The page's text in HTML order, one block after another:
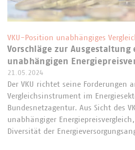
VKU-Position unabhängiges
Vorschläge zur Ausgestaltung
unabhängigen
21.05.2024
Der VKU richtet seine Forderungen
Vergleichsinstrument im
Bundesnetzagentur. Aus Sicht des
unabhängiger
Diversität der